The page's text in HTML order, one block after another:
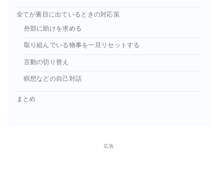
全てが裏目に出ているときの対応策
外部に助けを求める
取り組んでいる物事を一旦リセットする
言動の切り替え
瞑想などの自己対話
まとめ
広告